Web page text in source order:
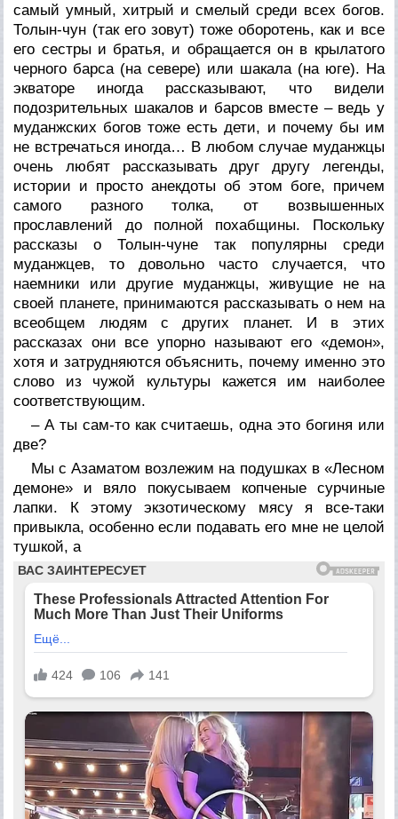
самый умный, хитрый и смелый среди всех богов.
Толын-чун (так его зовут) тоже оборотень, как и все
его сестры и братья, и обращается он в крылатого
черного барса (на севере) или шакала (на юге). На
экваторе иногда рассказывают, что видели
подозрительных шакалов и барсов вместе – ведь у
муданжских богов тоже есть дети, и почему бы им
не встречаться иногда… В любом случае муданжцы
очень любят рассказывать друг другу легенды,
истории и просто анекдоты об этом боге, причем
самого разного толка, от возвышенных
прославлений до полной похабщины. Поскольку
рассказы о Толын-чуне так популярны среди
муданжцев, то довольно часто случается, что
наемники или другие муданжцы, живущие не на
своей планете, принимаются рассказывать о нем на
всеобщем людям с других планет. И в этих
рассказах они все упорно называют его «демон»,
хотя и затрудняются объяснить, почему именно это
слово из чужой культуры кажется им наиболее
соответствующим.
– А ты сам-то как считаешь, одна это богиня или
две?
Мы с Азаматом возлежим на подушках в «Лесном
демоне» и вяло покусываем копченые сурчиные
лапки. К этому экзотическому мясу я все-таки
привыкла, особенно если подавать его мне не целой
тушкой, а